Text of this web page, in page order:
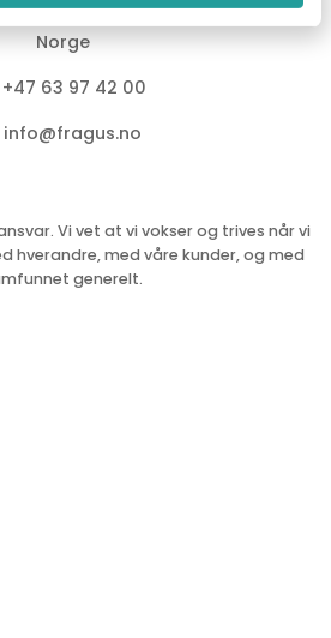
Skedsmokorset
Norge
+47 63 97 42 00
info@fragus.no
Vi vet at vi vokser og trives når vi
hverandre, med våre kunder, og med
generelt.